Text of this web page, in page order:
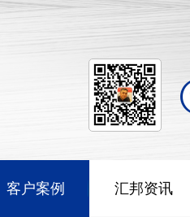
客户案例 汇邦资讯